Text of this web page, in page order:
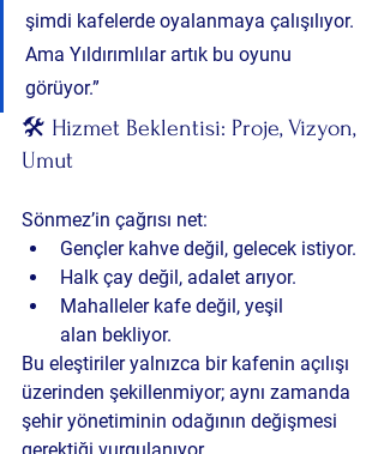
şimdi kafelerde oyalanmaya çalışılıyor.
Ama Yıldırımlılar artık bu oyunu
görüyor.”
🛠️ Hizmet Beklentisi: Proje, Vizyon,
Umut
Sönmez’in çağrısı net:
Gençler kahve değil, gelecek istiyor.
Halk çay değil, adalet arıyor.
Mahalleler kafe değil, yeşil
alan bekliyor.
Bu eleştiriler yalnızca bir kafenin açılışı
üzerinden şekillenmiyor; aynı zamanda
şehir yönetiminin odağının değişmesi
gerektiği vurgulanıyor.